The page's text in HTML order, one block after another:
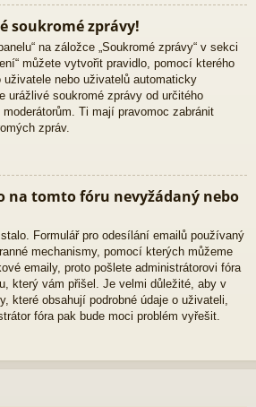
soukromé zprávy!
na záložce „Soukromé zprávy“ v sekci
můžete vytvořit pravidlo, pomocí kterého
uživatele nebo uživatelů automaticky
urážlivé soukromé zprávy od určitého
Ti mají pravomoc zabránit
zpráv.
na tomto fóru nevyžádaný nebo
Formulář pro odesílání emailů používaný
mechanismy, pomocí kterých můžeme
emaily, proto pošlete administrátorovi fóra
který vám přišel. Je velmi důležité, aby v
které obsahují podrobné údaje o uživateli,
fóra pak bude moci problém vyřešit.